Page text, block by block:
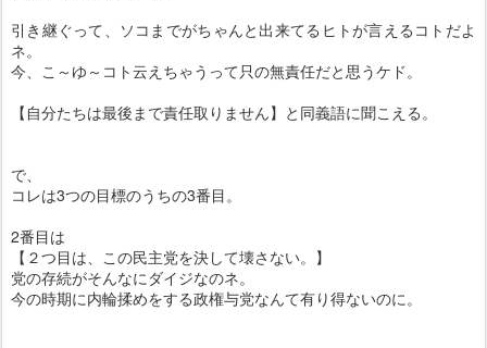
引き継ぐって、ソコまでがちゃんと出来てるヒトが言えるコトだよ
ネ。
今、こ～ゆ～コト云えちゃうって只の無責任だと思うケド。
【自分たちは最後まで責任取りません】と同義語に聞こえる。
で、
コレは3つの目標のうちの3番目。
2番目は
【２つ目は、この民主党を決して壊さない。】
党の存続がそんなにダイジなのネ。
今の時期に内輪揉めをする政権与党なんて有り得ないのに。